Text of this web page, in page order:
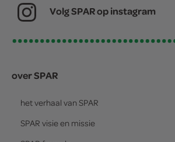
Volg SPAR op instagram
over SPAR
het verhaal van SPAR
SPAR visie en missie